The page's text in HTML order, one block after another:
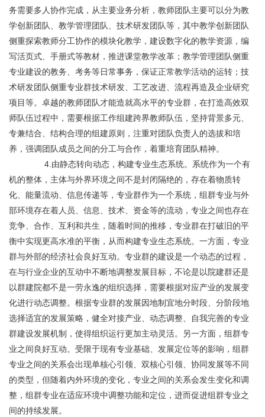
务需要多人协作完成，从主要业务分析，教师团队主要可以分为教
学创新团队、教学管理团队、技术研发团队等，其中教学创新团队
侧重探索教师分工协作的模块化教学，建设数字化的教学资源，编
写活页式、手册式等教材，推进课堂教学改革；教学管理团队侧重
专业建设的教务、考务等日常事务，保证正常教学活动的运转；技
术研发团队侧重专业群技术研发、工艺改进、流程再造及企业研究
项目等。卓越的教师团队才能造就高水平的专业群，在打造高效双
师队伍过程中，需要根据工作组建跨界教师队伍，坚持背景多元、
专兼结合、结构合理的组建原则，注重对团队负责人的选拔和培
养，强调团队成员之间的分工与合作，着重培育团队精神。
机的整体，主体与外界环境之间不是封闭隔绝的，存在着物质转
化、能量流动、信息传递等，专业群作为一个系统，组群专业与外
部环境存在着人员、信息、技术、资金等的流动，专业之间也存在
竞争、合作、互利和共生，随着时间的推移，专业群在打破旧的平
衡中实现更高水准的平衡，从而构建专业生态系统。一方面，专业
群与外部的经济社会良好互动。专业群的建设是一个动态的过程，
在与行业企业的互动中不断地调整发展目标，不论是以院建群还是
以群建院都不是一劳永逸的组织选择，需要根据对应产业的发展变
化进行动态调整。根据专业群的发展因地制宜地分时段、分阶段地
选择适宜的发展策略，健全对接产业、动态调整、自我完善的专业
群建设发展机制，使得组织运行更加主动灵活。另一方面，组群专
业之间良好互动。受限于现有专业基础、发展定位等的影响，组群
专业之间的关系会出现单核心引领、双核心引领、协同发展等不同
的类型，但随着内外环境的变化，专业之间的关系会发生变化和调
整，组群专业在适应环境中调整功能和定位，进而促进组群专业之
间的持续发展。